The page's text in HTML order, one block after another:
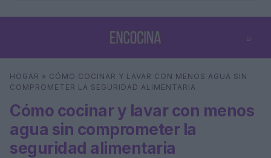
⌕
Buscar ⌕
HOGAR » CÓMO COCINAR Y LAVAR CON MENOS AGUA SIN
COMPROMETER LA SEGURIDAD ALIMENTARIA
Cómo cocinar y lavar con menos
agua sin comprometer la
seguridad alimentaria